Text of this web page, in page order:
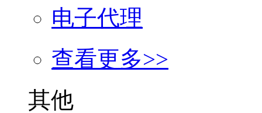
电子代理
查看更多>>
其他